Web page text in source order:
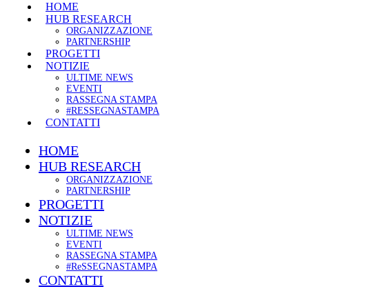
HOME
HUB RESEARCH
ORGANIZZAZIONE
PARTNERSHIP
PROGETTI
NOTIZIE
ULTIME NEWS
EVENTI
RASSEGNA STAMPA
#RESSEGNASTAMPA
CONTATTI
HOME
HUB RESEARCH
ORGANIZZAZIONE
PARTNERSHIP
PROGETTI
NOTIZIE
ULTIME NEWS
EVENTI
RASSEGNA STAMPA
#ReSSEGNASTAMPA
CONTATTI